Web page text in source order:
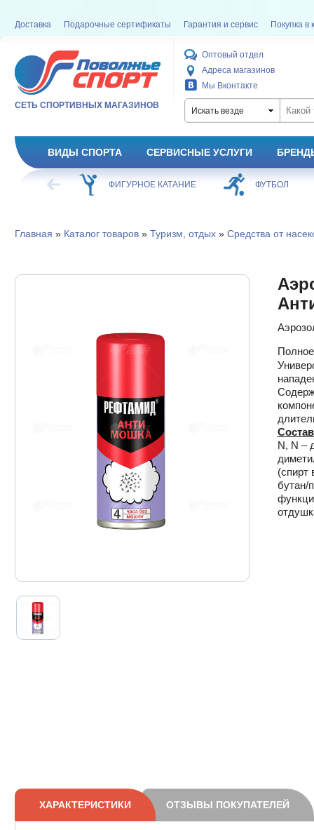
Доставка Подарочные сертификаты Гарантия и сервис Покупка в
СЕТЬ СПОРТИВНЫХ МАГАЗИНОВ
Оптовый отдел
Адреса магазинов
Мы Вконтакте
Искать везде
ВИДЫ СПОРТА СЕРВИСНЫЕ УСЛУГИ
ХОККЕЙ ФИГУРНОЕ КАТАНИЕ ФУТБОЛ
Главная » Каталог товаров» Туризм, отдых» Средства от
N, N –
(спирт
бутан/
ХАРАКТЕРИСТИКИ ОТЗЫВЫ ПОКУПАТЕЛЕЙ